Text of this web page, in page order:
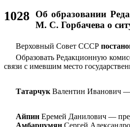
1028
Об образовании
М. С. Горбачева о
Верховный Совет СССР
Образовать Редакционную
связи с имевшим место
Татарчук Валентин Иванович —
Айпин Еремей Данилович —